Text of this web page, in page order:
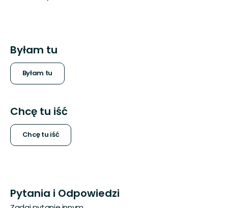
Byłam tu
Byłam tu
Chcę tu iść
Chcę tu iść
Pytania i Odpowiedzi